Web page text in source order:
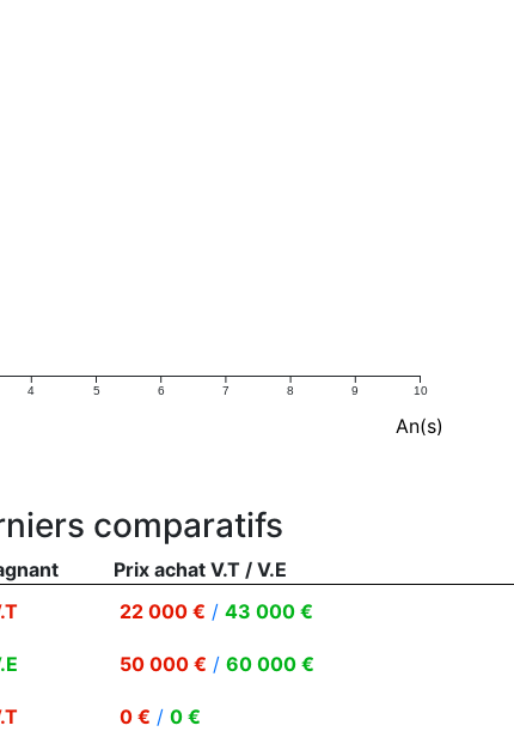
4 5 6 7 8 9 10
An(s)
comparatifs
Prix achat V.T / V.E
22 000 € / 43 000 €
50 000 € / 60 000 €
0 € / 0 €